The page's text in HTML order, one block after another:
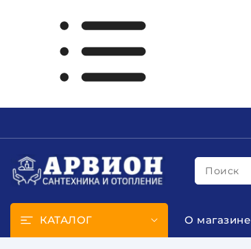
Поиск
КАТАЛОГ О магазине